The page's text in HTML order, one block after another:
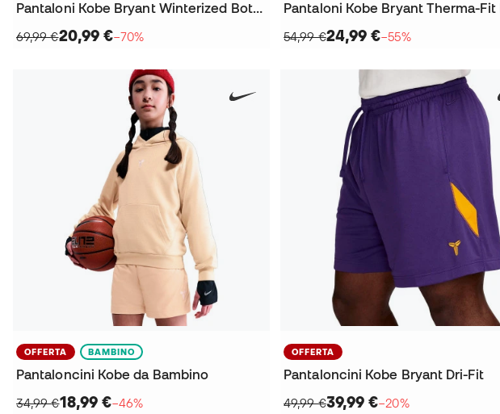
Pantaloni Kobe Bryant Winterized Bottom da Bambino
69,99 €20,99 €−70%
54,99 €24,99 €−55%
OFFERTA BAMBINO
Pantaloncini Kobe da Bambino
34,99 €18,99 €−46%
OFFERTA
Pantaloncini Kobe Bryant Dri-Fit
49,99 €39,99 €−20%